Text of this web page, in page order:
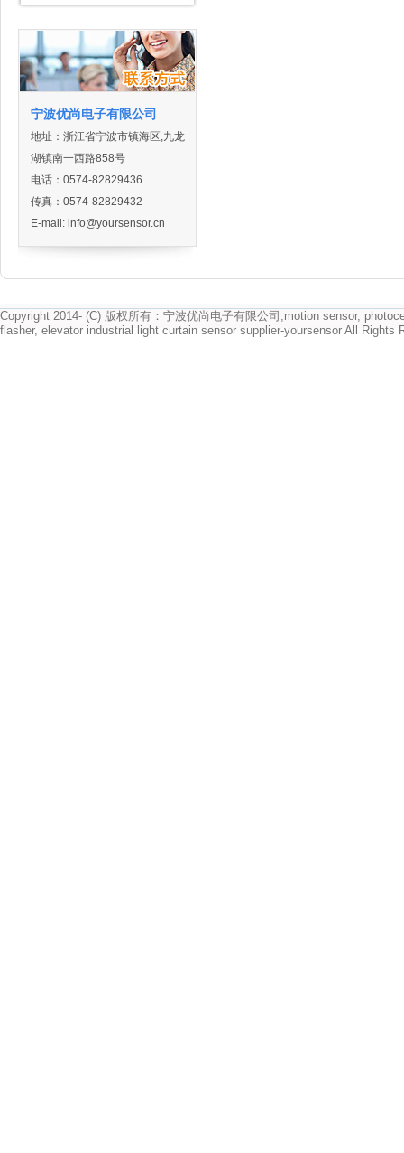
宁波优尚电子有限公司
地址：浙江省宁波市镇海区,九龙
湖镇南一西路858号
电话：0574-82829436
传真：0574-82829432
E-mail: info@yoursensor.cn
Copyright 2014- (C) 版权所有：宁波优尚电子有限公司,motion sensor,
flasher, elevator industrial light curtain sensor supplier-yoursensor All Rights